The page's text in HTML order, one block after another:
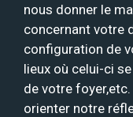
nous donner le
concernant votre
configuration de
lieux où celui-ci
de votre
orienter notre